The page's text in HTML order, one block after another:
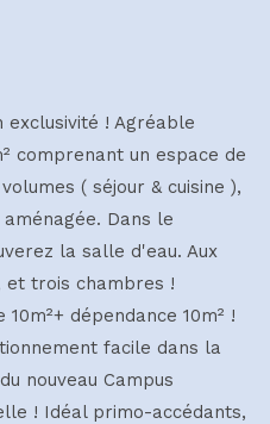
exclusivité ! Agréable
comprenant un espace de
( séjour & cuisine ),
Dans le
la salle d'eau. Aux
trois chambres !
dépendance 10m² !
facile dans la
nouveau Campus
! Idéal primo-accédants,